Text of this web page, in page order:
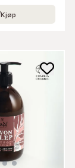
Kjøp